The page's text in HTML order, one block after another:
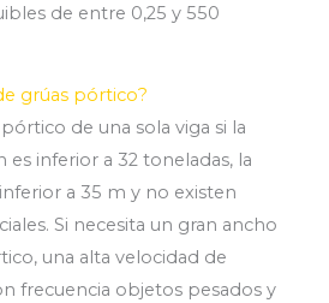
de entre 0,25 y 550
grúas pórtico?
de una sola viga si la
es inferior a 32 toneladas, la
a 35 m y no existen
Si necesita un gran ancho
una alta velocidad de
frecuencia objetos pesados ​​y